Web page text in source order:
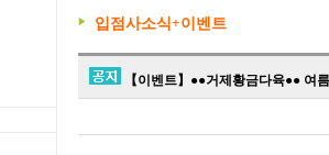
입점사소식+이벤트
【이벤트】●●거제황금다육●● 여